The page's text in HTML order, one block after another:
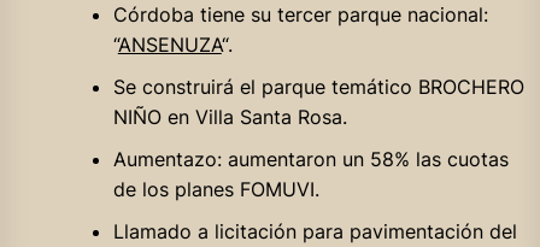
Córdoba tiene su tercer parque nacional:
“ANSENUZA“.
Se construirá el parque temático BROCHERO
NIÑO en Villa Santa Rosa.
Aumentazo: aumentaron un 58% las cuotas
de los planes FOMUVI.
Llamado a licitación para pavimentación del